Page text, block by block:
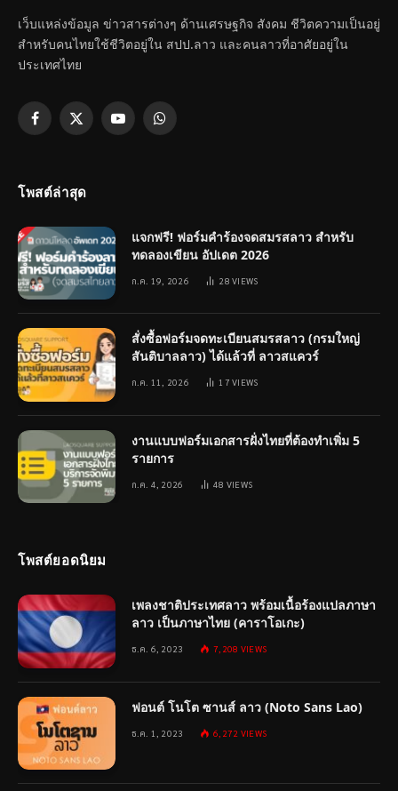
เว็บแหล่งข้อมูล ข่าวสารต่างๆ ด้านเศรษฐกิจ สังคม ชีวิตความเป็นอยู่
สำหรับคนไทยใช้ชีวิตอยู่ใน สปป.ลาว และคนลาวที่อาศัยอยู่ใน
ประเทศไทย
Facebook
X
YouTubeWhatsApp
โพสต์ล่าสุด
แจกฟรี! ฟอร์มคำร้องจดสมรสลาว สำหรับ
ทดลองเขียน อัปเดต 2026
ก.ค. 19, 2026 28VIEWS
สั่งซื้อฟอร์มจดทะเบียนสมรสลาว (กรมใหญ่
สันติบาลลาว) ได้แล้วที่ ลาวสแควร์
ก.ค. 11, 2026 17VIEWS
งานแบบฟอร์มเอกสารฝั่งไทยที่ต้องทำเพิ่ม 5
รายการ
ก.ค. 4, 2026 48 VIEWS
โพสต์ยอดนิยม
เพลงชาติประเทศลาว พร้อมเนื้อร้องแปลภาษา
ลาว เป็นภาษาไทย (คาราโอเกะ)
ธ.ค. 6, 2023 7,208 VIEWS
ฟอนต์ โนโต ซานส์ ลาว (Noto Sans Lao)
ธ.ค. 1, 2023 6,272 VIEWS